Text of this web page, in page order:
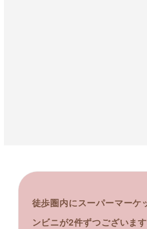
徒歩圏内にスーパーマーケ
ンビニが2件ずつございます